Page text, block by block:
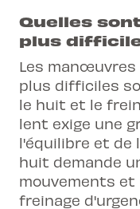
Quelles
plus
Les manœuvres
plus difficiles
le huit et le
lent exige une
l'équilibre et de
huit demande
mouvements et
freinage